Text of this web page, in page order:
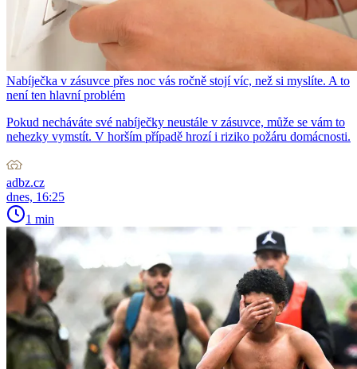
Nabíječka v zásuvce přes noc vás ročně stojí víc, než si myslíte. A to
není ten hlavní problém
Pokud necháváte své nabíječky neustále v zásuvce, může se vám to
nehezky vymstít. V horším případě hrozí i riziko požáru domácnosti.
adbz.cz
dnes, 16:25
1 min